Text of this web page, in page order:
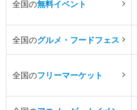
全国の無料イベント
全国のグルメ・フードフェス
全国のフリーマーケット